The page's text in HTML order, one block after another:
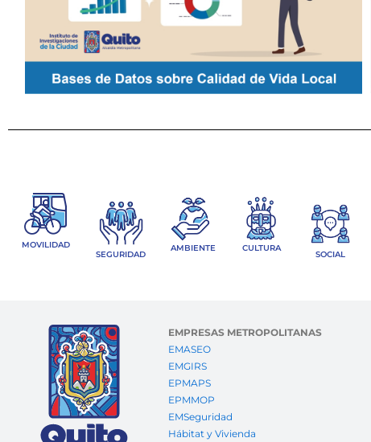
MOVILIDAD
SEGURIDAD
AMBIENTE CULTURA
SOCIAL
EMPRESAS METROPOLITANAS
EMASEO
EMGIRS
EPMAPS
EPMMOP
EMSeguridad
Hábitat y Vivienda